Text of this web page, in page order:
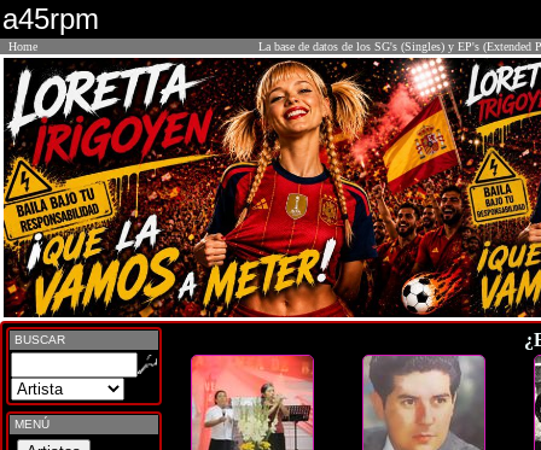
a45rpm
Home La base de datos de los SG's (Singles) y EP's (Extended
BUSCAR
MENÚ